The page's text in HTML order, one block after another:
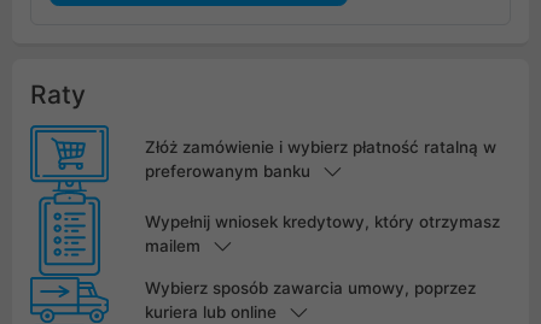
Raty
Złóż zamówienie i wybierz płatność ratalną w
preferowanym banku
Wypełnij wniosek kredytowy, który otrzymasz
mailem
Wybierz sposób zawarcia umowy, poprzez
kuriera lub online